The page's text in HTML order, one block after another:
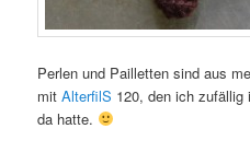
Perlen und Pailletten sind aus
mitAlterfilS 120, den ich zufällig
da hatte.